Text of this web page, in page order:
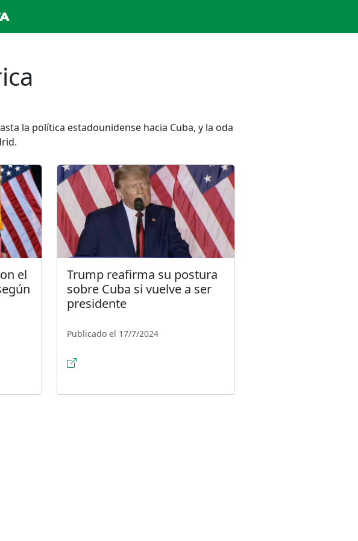
la política estadounidense hacia Cuba, y la oda
el
Trump reafirma su postura
sobre Cuba si vuelve a ser
presidente
Publicado el 17/7/2024